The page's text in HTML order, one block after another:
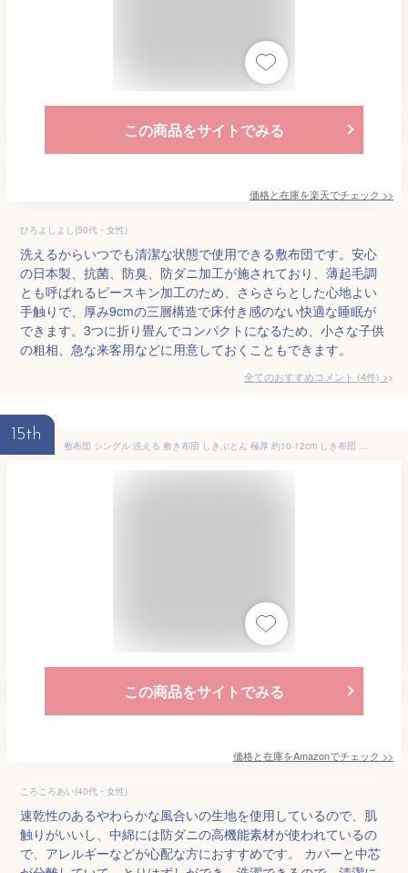
この商品をサイトでみる
価格と在庫を楽天でチェック >>
ひろよしよし(50代・女性)
洗えるからいつでも清潔な状態で使用できる敷布団です。安心
の日本製、抗菌、防臭、防ダニ加工が施されており、薄起毛調
とも呼ばれるピースキン加工のため、さらさらとした心地よい
手触りで、厚み9cmの三層構造で床付き感のない快適な睡眠が
できます。3つに折り畳んでコンパクトになるため、小さな子供
の粗相、急な来客用などに用意しておくこともできます。
全てのおすすめコメント (4件) >
15th
敷布団 シングル 洗える 敷き布団 しきぶとん 極厚 約10-12cm しき布団 しきふとん ボリューム感 抗菌 防臭 防ダニ ピーチスキン加工 固綿使用 しっかり支える やわらかな肌触り 体圧分散 ほこりの出にくい 圧縮梱包 100*210cm ライトグレー
この商品をサイトでみる
価格と在庫をAmazonでチェック >>
ころころあい(40代・女性)
速乾性のあるやわらかな風合いの生地を使用しているので、肌
触りがいいし、中綿には防ダニの高機能素材が使われているの
で、アレルギーなどが心配な方におすすめです。 カバーと中芯